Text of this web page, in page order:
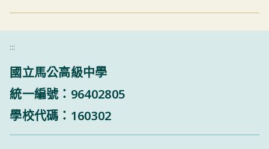
:::
國立馬公高級中學
統一編號：96402805
學校代碼：160302